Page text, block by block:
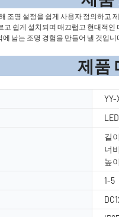
조명 설정을 쉽게 사용자 정의하
쉽게 설치되며 매끄럽고 현대적
남는 조명 경험을 만들어 낼 것입니
개
YY-
길
너
높
1-5